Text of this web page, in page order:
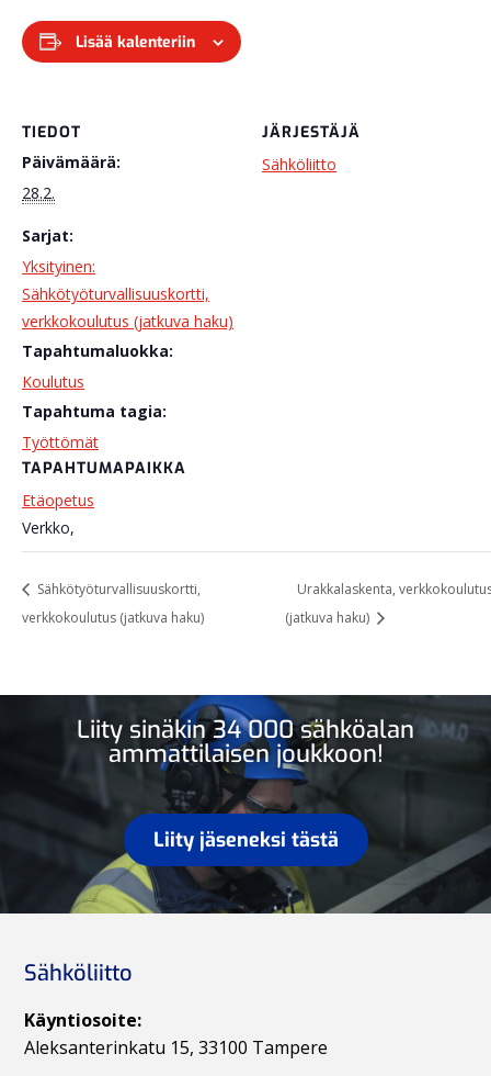
Lisää kalenteriin
TIEDOT
Päivämäärä:
28.2.
Sarjat:
Yksityinen:
Sähkötyöturvallisuuskortti,
verkkokoulutus (jatkuva haku)
Tapahtumaluokka:
Koulutus
Tapahtuma tagia:
Työttömät
TAPAHTUMAPAIKKA
Etäopetus
Verkko,
JÄRJESTÄJÄ
Sähköliitto
Sähkötyöturvallisuuskortti,
verkkokoulutus (jatkuva haku)
Urakkalaskenta,
(jatkuva haku)
Liity sinäkin 34 000 sähköalan
ammattilaisen joukkoon!
Liity jäseneksi tästä
Sähköliitto
Käyntiosoite:
Aleksanterinkatu 15, 33100 Tampere